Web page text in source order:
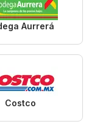
Aurrerá
Costco